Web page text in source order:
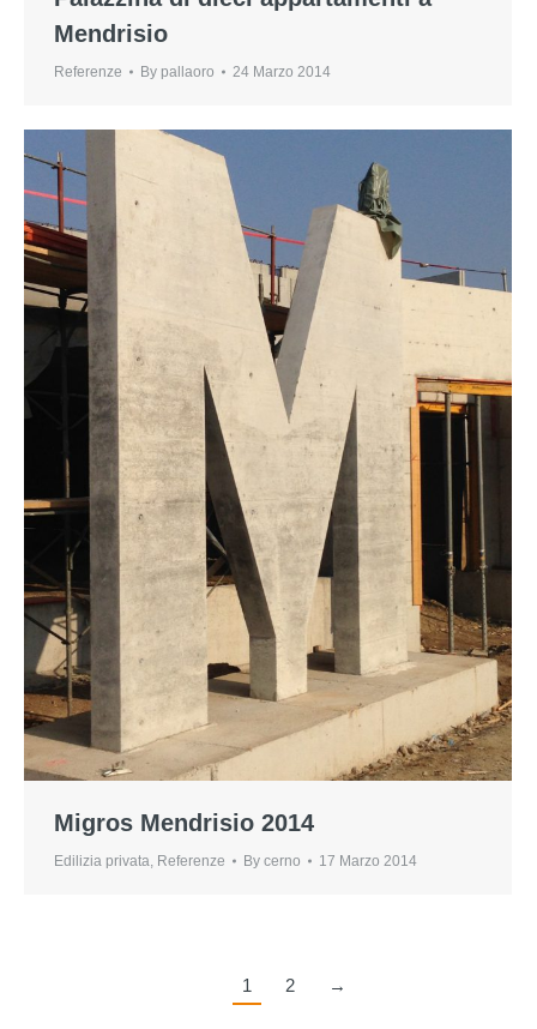
Mendrisio
Referenze By pallaoro 24 Marzo 2014
Migros Mendrisio 2014
Edilizia privata, Referenze By cerno 17 Marzo 2014
1 2 →